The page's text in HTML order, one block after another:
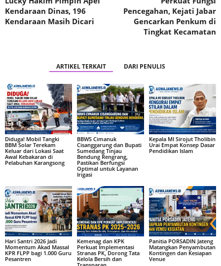
Kendaraan Dinas, 196
Kendaraan Masih Dicari
Pencegahan, Kejati Jabar
Gencarkan Penkum di
Tingkat Kecamatan
ARTIKEL TERKAIT DARI PENULIS
Diduga! Mobil Tangki
BBM Solar Terekam
Keluar dari Lokasi Saat
Awal Kebakaran di
Pelabuhan Karangsong
BBWS Cimanuk
Cisanggarung dan Bupati
Sumedang Tinjau
Bendung Rengrang,
Pastikan Berfungsi
Optimal untuk Layanan
Irigasi
Kepala MI Sirojut Tholibin
Urai Empat Konsep Dasar
Pendidikan Islam
Hari Santri 2026 Jadi
Momentum Akad Massal
KPR FLPP bagi 1.000 Guru
Pesantren
Kemenag dan KPK
Perkuat Implementasi
Stranas PK, Dorong Tata
Kelola Bersih dan
Panitia PORSADIN Jateng
Matangkan Penyambutan
Kontingen dan Kesiapan
Venue